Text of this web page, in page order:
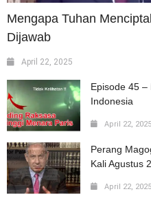
Mengapa Tuhan
Dijawab
April 22, 2025
Episode 45 –
Indonesia
April 22, 2025
Perang
Kali Agustus
April 22, 2025